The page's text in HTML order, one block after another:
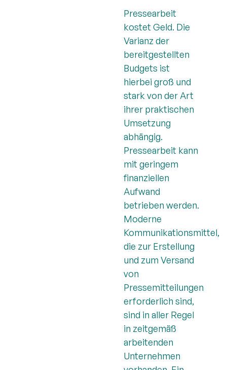
Pressearbeit
kostet Geld. Die
Varianz der
bereitgestellten
Budgets ist
hierbei groß und
stark von der Art
ihrer praktischen
Umsetzung
abhängig.
Pressearbeit kann
mit geringem
finanziellen
Aufwand
betrieben werden.
Moderne
Kommunikationsmittel,
die zur Erstellung
und zum Versand
von
Pressemitteilungen
erforderlich sind,
sind in aller Regel
in zeitgemäß
arbeitenden
Unternehmen